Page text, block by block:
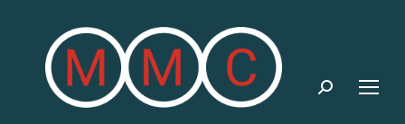
Search: